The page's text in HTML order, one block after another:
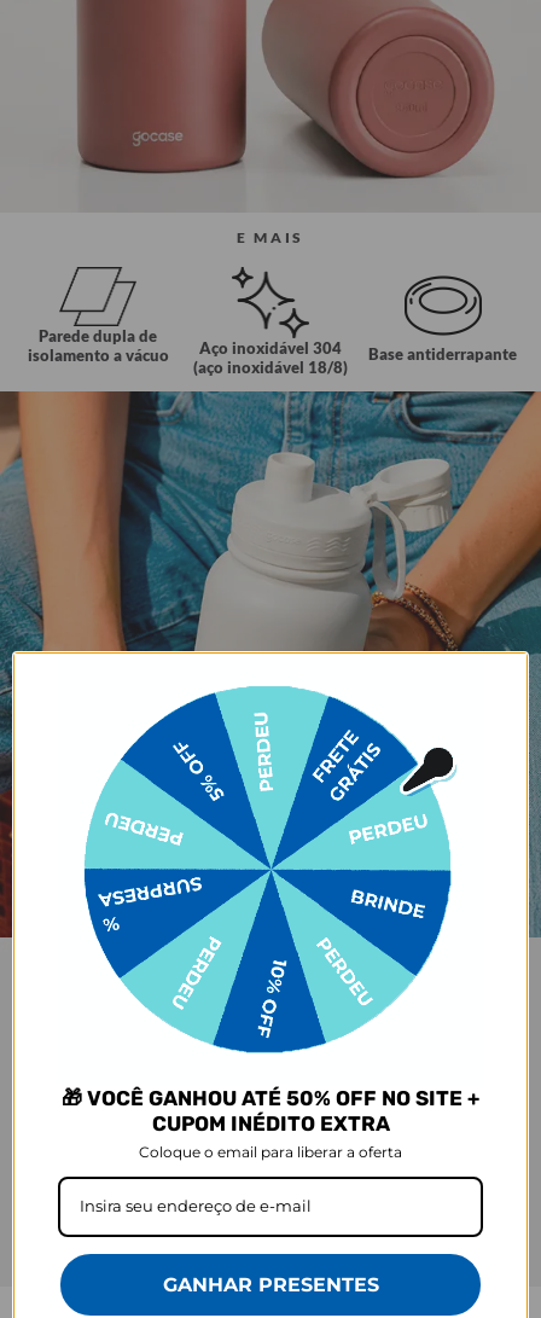
E MAIS
Parede dupla de
isolamento a vácuo
Aço inoxidável 304
(aço inoxidável 18/8)
Base antiderrapante
🎁 VOCÊ GANHOU ATÉ 50% OFF NO SITE +
CUPOM INÉDITO EXTRA
Coloque o email para liberar a oferta
GANHAR PRESENTES